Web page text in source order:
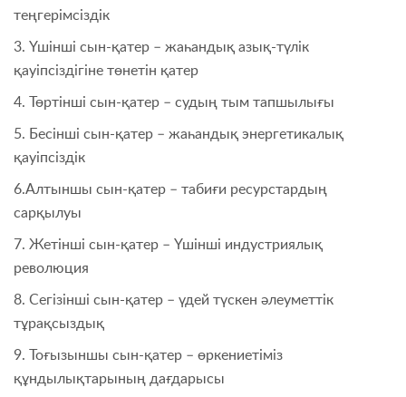
теңгерімсіздік
3. Үшінші сын-қатер – жаһандық азық-түлік
қауіпсіздігіне төнетін қатер
4. Төртінші сын-қатер – судың тым тапшылығы
5. Бесінші сын-қатер – жаһандық энергетикалық
қауіпсіздік
6.Алтыншы сын-қатер – табиғи ресурстардың
сарқылуы
7. Жетінші сын-қатер – Үшінші индустриялық
революция
8. Сегізінші сын-қатер – үдей түскен әлеуметтік
тұрақсыздық
9. Тоғызыншы сын-қатер – өркениетіміз
құндылықтарының дағдарысы